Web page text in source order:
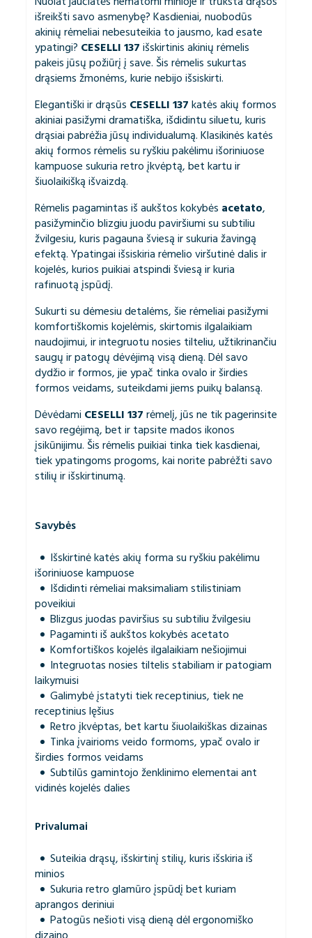
išreikšti savo asmenybę? Kasdieniai, nuobodūs
akinių rėmeliai nebesuteikia to jausmo, kad esate
ypatingi? CESELLI 137išskirtinis akinių rėmelis
pakeis jūsų požiūrį į save. Šis rėmelis sukurtas
drąsiems žmonėms, kurie nebijo išsiskirti.
Elegantiški ir drąsūs CESELLI 137katės akių formos
akiniai pasižymi dramatiška, išdidintu siluetu, kuris
drąsiai pabrėžia jūsų individualumą. Klasikinės katės
akių formos rėmelis su ryškiu pakėlimu išoriniuose
kampuose sukuria retro įkvėptą, bet kartu ir
šiuolaikišką išvaizdą.
Rėmelis pagamintas iš aukštos kokybės acetato,
pasižyminčio blizgiu juodu paviršiumi su subtiliu
žvilgesiu, kuris pagauna šviesą ir sukuria žavingą
efektą. Ypatingai išsiskiria rėmelio viršutinė dalis ir
kojelės, kurios puikiai atspindi šviesą ir kuria
rafinuotą įspūdį.
Sukurti su dėmesiu detalėms, šie rėmeliai pasižymi
komfortiškomis kojelėmis, skirtomis ilgalaikiam
naudojimui, ir integruotu nosies tilteliu, užtikrinančiu
saugų ir patogų dėvėjimą visą dieną. Dėl savo
dydžio ir formos, jie ypač tinka ovalo ir širdies
formos veidams, suteikdami jiems puikų balansą.
Dėvėdami CESELLI 137rėmelį, jūs ne tik pagerinsite
savo regėjimą, bet ir tapsite mados ikonos
įsikūnijimu. Šis rėmelis puikiai tinka tiek kasdienai,
tiek ypatingoms progoms, kai norite pabrėžti savo
stilių ir išskirtinumą.
Savybės
Išskirtinė katės akių forma su ryškiu pakėlimu
išoriniuose kampuose
Išdidinti rėmeliai maksimaliam stilistiniam
poveikiui
Blizgus juodas paviršius su subtiliu žvilgesiu
Pagaminti iš aukštos kokybės acetato
Komfortiškos kojelės ilgalaikiam nešiojimui
Integruotas nosies tiltelis stabiliam ir patogiam
laikymuisi
Galimybė įstatyti tiek receptinius, tiek ne
receptinius lęšius
Retro įkvėptas, bet kartu šiuolaikiškas dizainas
Tinka įvairioms veido formoms, ypač ovalo ir
širdies formos veidams
Subtilūs gamintojo ženklinimo elementai ant
vidinės kojelės dalies
Privalumai
Suteikia drąsų, išskirtinį stilių, kuris išskiria iš
minios
Sukuria retro glamūro įspūdį bet kuriam
aprangos deriniui
Patogūs nešioti visą dieną dėl ergonomiško